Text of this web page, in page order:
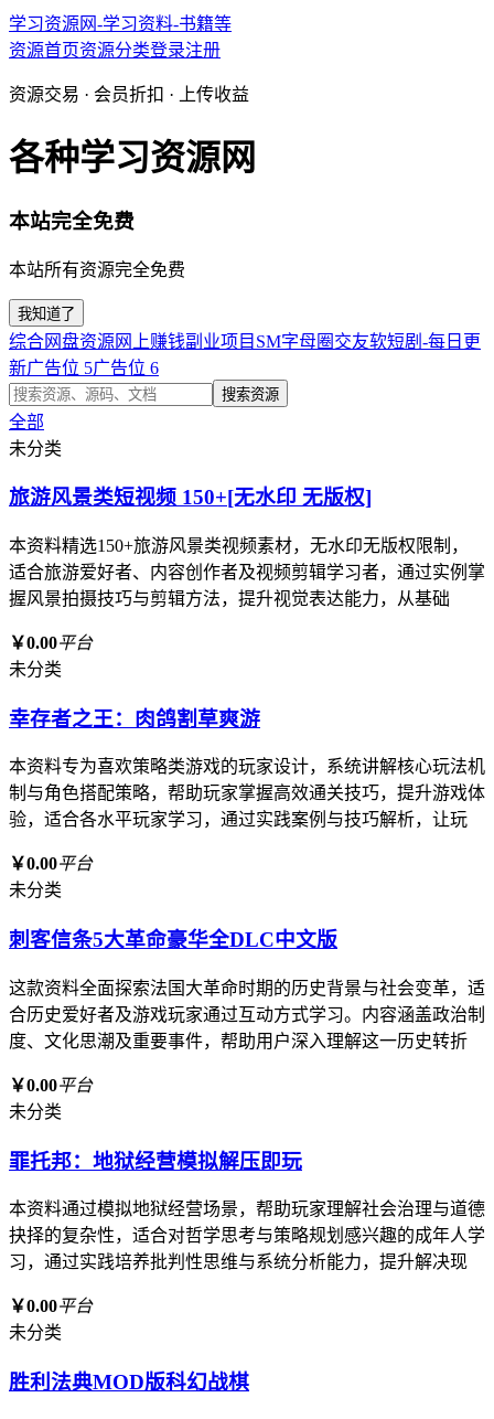
学习资源网-学习资料-书籍等
资源首页资源分类登录注册
资源交易 · 会员折扣 · 上传收益
各种学习资源网
本站完全免费
本站所有资源完全免费
我知道了
综合网盘资源 网上赚钱副业项目 SM字母圈交友软短剧-每日更
新广告位 5广告位 6
搜索资源
全部
未分类
旅游风景类短视频 150+[无水印 无版权]
本资料精选150+旅游风景类视频素材，无水印无版权限制，
适合旅游爱好者、内容创作者及视频剪辑学习者，通过实例掌
握风景拍摄技巧与剪辑方法，提升视觉表达能力，从基础
￥0.00平台
未分类
幸存者之王：肉鸽割草爽游
本资料专为喜欢策略类游戏的玩家设计，系统讲解核心玩法机
制与角色搭配策略，帮助玩家掌握高效通关技巧，提升游戏体
验，适合各水平玩家学习，通过实践案例与技巧解析，让玩
￥0.00平台
未分类
刺客信条5大革命豪华全DLC中文版
这款资料全面探索法国大革命时期的历史背景与社会变革，适
合历史爱好者及游戏玩家通过互动方式学习。内容涵盖政治制
度、文化思潮及重要事件，帮助用户深入理解这一历史转折
￥0.00平台
未分类
罪托邦：地狱经营模拟解压即玩
本资料通过模拟地狱经营场景，帮助玩家理解社会治理与道德
抉择的复杂性，适合对哲学思考与策略规划感兴趣的成年人学
习，通过实践培养批判性思维与系统分析能力，提升解决现
￥0.00平台
未分类
胜利法典MOD版科幻战棋